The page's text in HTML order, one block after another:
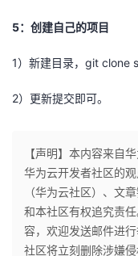
5：创建自己的项目
1）新建目录，git clone
2）更新提交即可。
【声明】本内容来自
华为云开发者社区的
（华为云社区）、文
和本社区有权追究责
容，欢迎发送邮件进
社区将立刻删除涉嫌侵